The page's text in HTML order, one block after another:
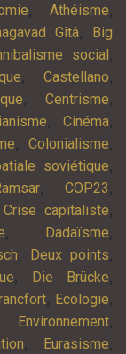
,Athéisme,
Gîtâ,
Big
social ,
,Castellano,
,Centrisme,
, Cinéma,
, Colonialisme,
soviétique,
, COP23 ,
Crise capitaliste,
, Dadaïsme,
, Deux points,
, Die Brücke,
, Ecologie,
Environnement,
, Eurasisme,